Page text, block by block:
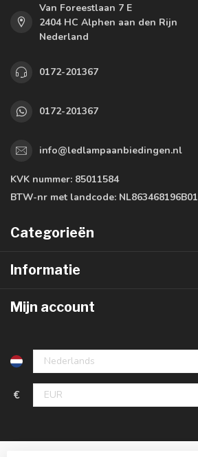
Van Foreestlaan 7 E
2404 HC Alphen aan den Rijn
Nederland
0172-201367
0172-201367
info@ledlampaanbiedingen.nl
KVK nummer: 85011584
BTW-nr met landcode: NL863468196B01
Categorieën
Informatie
Mijn account
€